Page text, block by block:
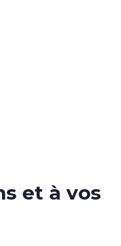
et à vos